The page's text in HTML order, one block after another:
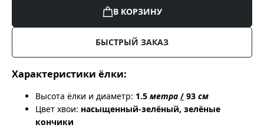
В КОРЗИНУ
БЫСТРЫЙ ЗАКАЗ
Характеристики ёлки:
Высота ёлки и диаметр: 1.5 метра / 93 см
Цвет хвои: насыщенный-зелёный, зелёные
кончики